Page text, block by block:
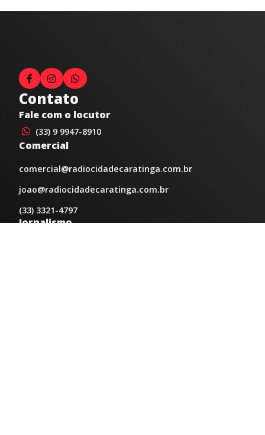
Contato
Fale com o locutor
(33) 9 9947-8910
Comercial
comercial@radiocidadecaratinga.com.br
joao@radiocidadecaratinga.com.br
(33) 3321-4797
Jornalismo